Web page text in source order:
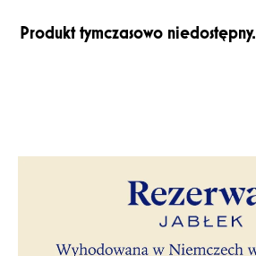
Produkt tymczasowo niedostępny.